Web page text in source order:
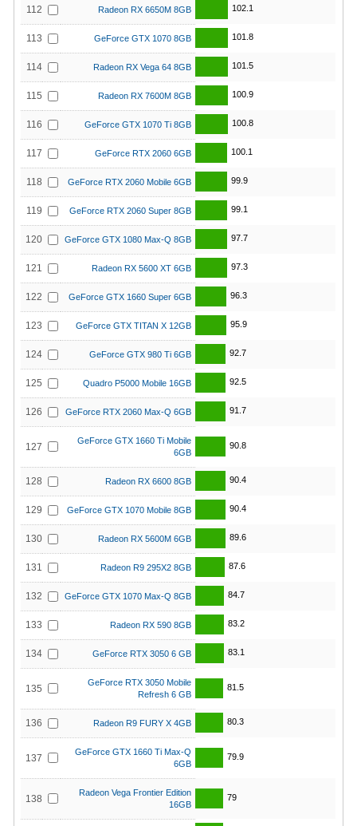
112 Radeon RX 6650M 8GB 102.1
113 GeForce GTX 1070 8GB 101.8
114 Radeon RX Vega 64 8GB 101.5
115 Radeon RX 7600M 8GB 100.9
116 GeForce GTX 1070 Ti 8GB 100.8
117 GeForce RTX 2060 6GB 100.1
118 GeForce RTX 2060 Mobile 6GB 99.9
119 GeForce RTX 2060 Super 8GB 99.1
120 GeForce GTX 1080 Max-Q 8GB 97.7
121 Radeon RX 5600 XT 6GB 97.3
122 GeForce GTX 1660 Super 6GB 96.3
123 GeForce GTX TITAN X 12GB 95.9
124 GeForce GTX 980 Ti 6GB 92.7
125 Quadro P5000 Mobile 16GB 92.5
126 GeForce RTX 2060 Max-Q 6GB 91.7
127
GeForce GTX 1660 Ti Mobile
6GB
90.8
128 Radeon RX 6600 8GB 90.4
129 GeForce GTX 1070 Mobile 8GB 90.4
130 Radeon RX 5600M 6GB 89.6
131 Radeon R9 295X2 8GB 87.6
132 GeForce GTX 1070 Max-Q 8GB 84.7
133 Radeon RX 590 8GB 83.2
134 GeForce RTX 3050 6 GB 83.1
135
GeForce RTX 3050 Mobile
Refresh 6 GB
81.5
136 Radeon R9 FURY X 4GB 80.3
137
GeForce GTX 1660 Ti Max-Q
6GB
79.9
138
Radeon Vega Frontier Edition
16GB
79